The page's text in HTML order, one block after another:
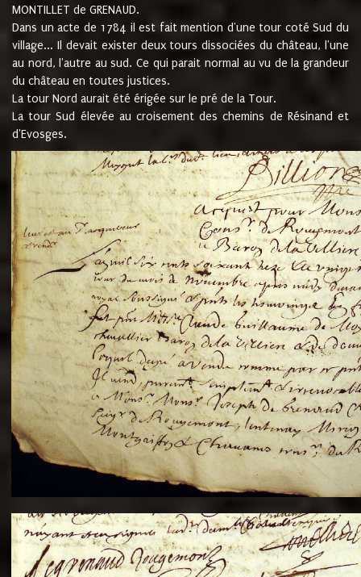
MONTILLET de GRENAUD.
Dans un acte de 1784 il est fait mention d'une tour coté Sud du
village... Il devait exister deux tours dissociées du château, l'une
au nord, l'autre au sud. Ce qui parait normal au vu de la grandeur
du château en toutes justices.
La tour Nord aurait été érigée sur le pré de la Tour.
La tour Sud élevée au croisement des chemins de Résinand et
d'Evosges.